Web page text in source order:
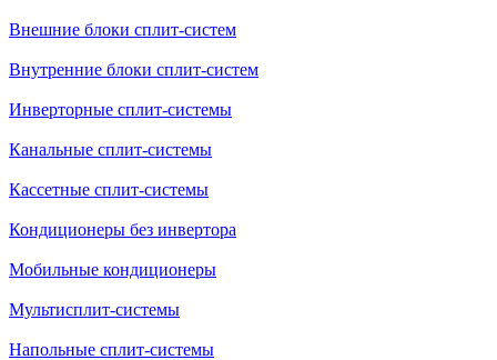
Внешние блоки сплит-систем
Внутренние блоки сплит-систем
Инверторные сплит-системы
Канальные сплит-системы
Кассетные сплит-системы
Кондиционеры без инвертора
Мобильные кондиционеры
Мультисплит-системы
Напольные сплит-системы